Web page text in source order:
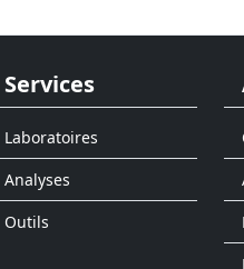
Services
Laboratoires
Analyses
Outils